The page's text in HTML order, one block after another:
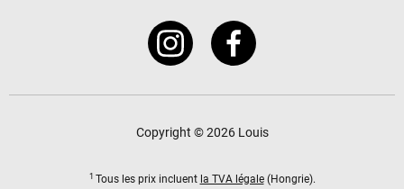
Copyright © 2026 Louis
1 Tous les prix incluent la TVA légale(Hongrie).